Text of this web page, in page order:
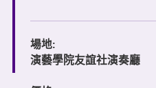
場地:
演藝學院友誼社演奏廳